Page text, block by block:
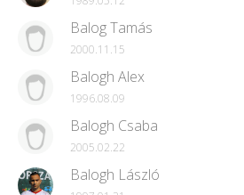
Balog Tamás
2000.11.15
Balogh Alex
1996.08.09
Balogh Csaba
2005.02.22
Balogh László